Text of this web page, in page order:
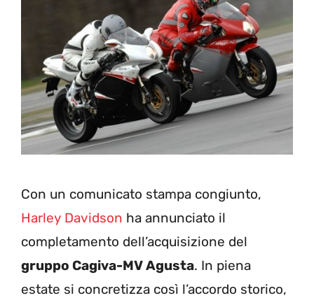
Con un comunicato stampa congiunto,
Harley Davidson ha annunciato il
completamento dell’acquisizione del
gruppo Cagiva-MV Agusta. In piena
estate si concretizza così l’accordo storico,